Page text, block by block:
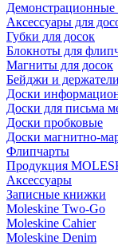
Демонстрационные
Аксессуары для
Губки для досок
Блокноты для
Магниты для досок
Бейджи и держатели
Доски
Доски для письма
Доски пробковые
Доски магнитно-
Флипчарты
Продукция
Аксессуары
Записные книжки
Moleskine Two-Go
Moleskine Cahier
Moleskine Denim